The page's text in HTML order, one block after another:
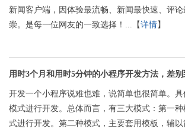
新闻客户端，因体验最流畅、新闻最快速、评
崇。是每一位网友的一致选择！...【详情】
用时3个月和用时5分钟的小程序开发方法，差别
开发一个小程序说难也难，说简单也很简单。
模式进行开发。总体而言，有三大模式：第一
式进行开发。第二种模式，主要套用模板，辅以